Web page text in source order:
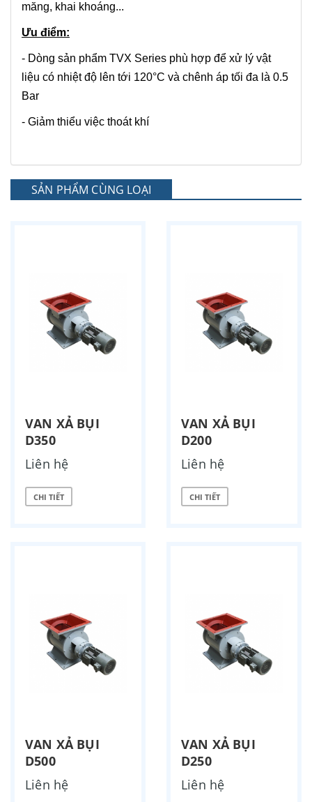
măng, khai khoáng...
Ưu điểm:
- Dòng sản phẩm TVX Series phù hợp để xử lý vật
liệu có nhiệt độ lên tới 120°C và chênh áp tối đa là 0.5
Bar
- Giảm thiểu việc thoát khí
SẢN PHẨM CÙNG LOẠI
VAN XẢ BỤI
D350
Liên hệ
CHI TIẾT
VAN XẢ BỤI
D200
Liên hệ
CHI TIẾT
VAN XẢ BỤI
D500
Liên hệ
VAN XẢ BỤI
D250
Liên hệ